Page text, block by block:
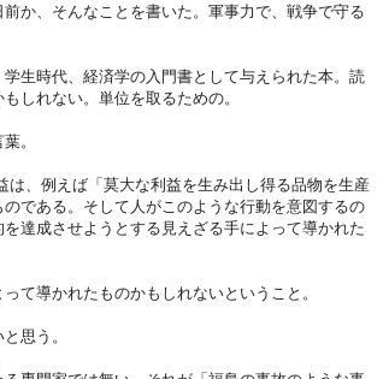
か、そんなことを書いた。軍事力で、戦争で守る
生時代、経済学の入門書として与えられた本。読
しれない。単位を取るための。
。
、例えば「莫大な利益を生み出し得る品物を生産
である。そして人がこのような行動を意図するの
達成させようとする見えざる手によって導かれた
て導かれたものかもしれないということ。
思う。